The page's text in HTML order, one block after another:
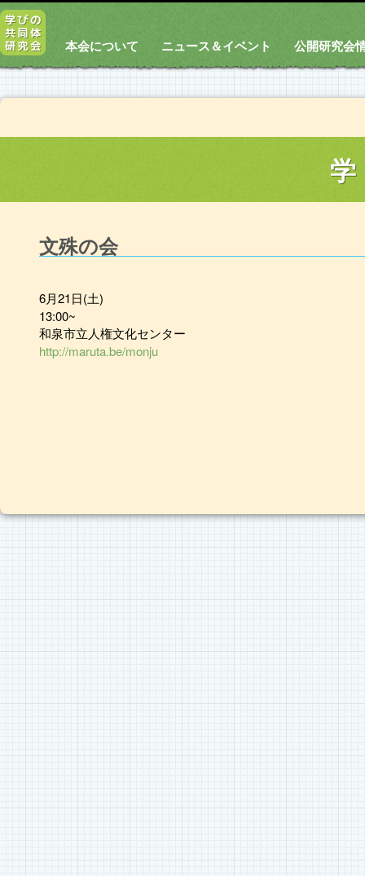
本会について ニュース＆イベント 公開研究会
文殊の会
6月21日(土)
13:00~
和泉市立人権文化センター
http://maruta.be/monju